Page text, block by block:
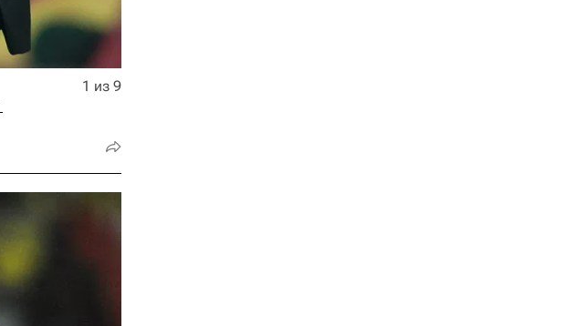
1 из 9